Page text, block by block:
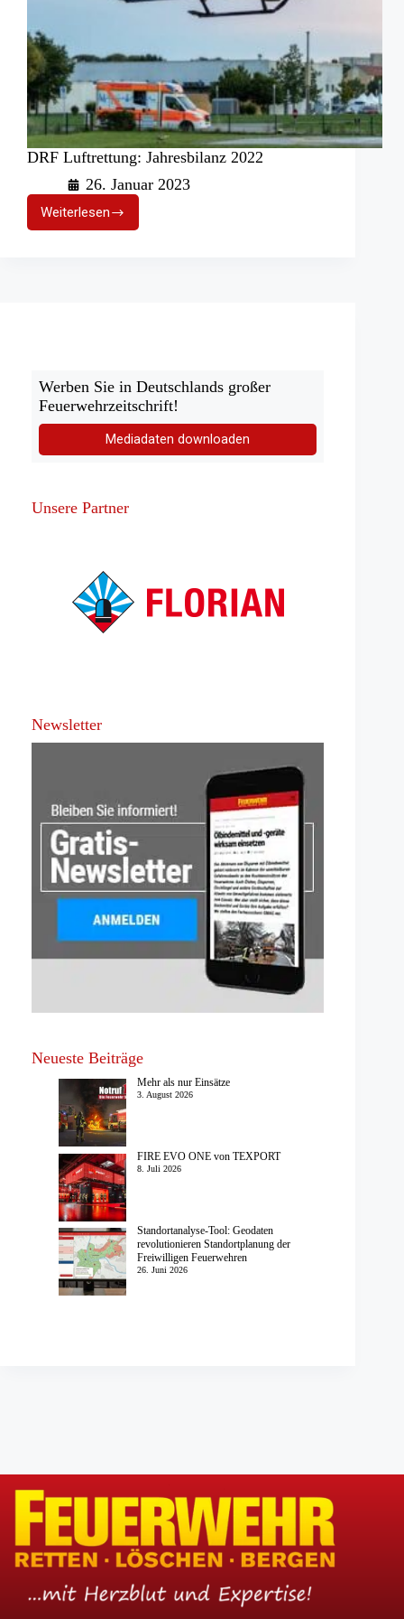
DRF Luftrettung: Jahresbilanz 2022
26. Januar 2023
Weiterlesen
DRF
Luftrettung:
Werben Sie in Deutschlands großer
Feuerwehrzeitschrift!
Mediadaten downloaden
Unsere Partner
Newsletter
Neueste Beiträge
Mehr als nur Einsätze
3. August 2026
FIRE EVO ONE von TEXPORT
8. Juli 2026
Standortanalyse-Tool: Geodaten
revolutionieren Standortplanung der
Freiwilligen Feuerwehren
26. Juni 2026